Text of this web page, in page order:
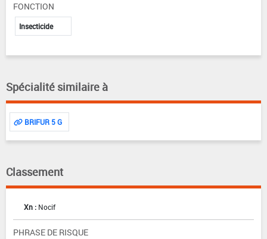
FONCTION
Insecticide
Spécialité similaire à
BRIFUR 5 G
Classement
Xn : Nocif
PHRASE DE RISQUE